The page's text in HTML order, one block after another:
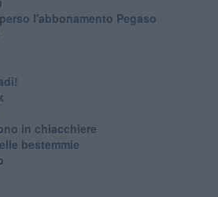
l'abbonamento Pegaso
in chiacchiere
bestemmie